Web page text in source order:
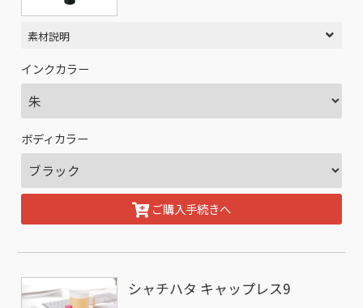
素材説明
インクカラー
ボディカラー
ご購入手続きへ
シャチハタ キャップレス9